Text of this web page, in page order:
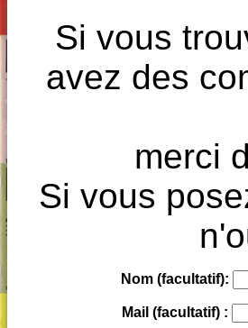
Si vous
avez des
merci
Si vous
Nom (facultatif):
Mail (facultatif) :